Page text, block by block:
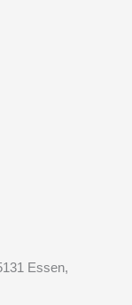
Essen,